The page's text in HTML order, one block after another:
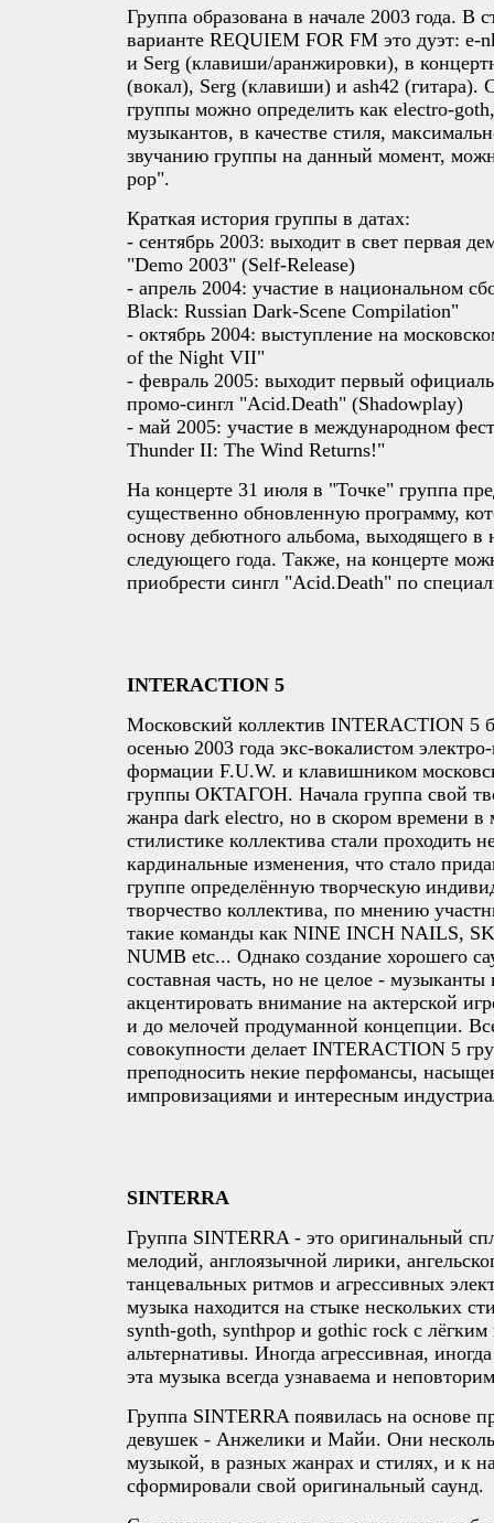
Группа образована в начале 2003 года. В
варианте REQUIEM FOR FM это дуэт: e-
и Serg (клавиши/аранжировки), в
(вокал), Serg (клавиши) и ash42 (гитара).
группы можно определить как electro-
музыкантов, в качестве стиля,
звучанию группы на данный момент,
pop".
Краткая история группы в датах:
- сентябрь 2003: выходит в свет первая
"Demo 2003" (Self-Release)
- апрель 2004: участие в национальном
Black: Russian Dark-Scene Compilation"
- октябрь 2004: выступление на
of the Night VII"
- февраль 2005: выходит первый
промо-сингл "Acid.Death" (Shadowplay)
- май 2005: участие в международном
Thunder II: The Wind Returns!"
На концерте 31 июля в "Точке" группа
существенно обновленную программу,
основу дебютного альбома, выходящего в
следующего года. Также, на концерте
приобрести сингл "Acid.Death" по
INTERACTION 5
Московский коллектив INTERACTION 5
осенью 2003 года экс-вокалистом
формации F.U.W. и клавишником
группы ОКТАГОН. Начала группа свой
жанра dark electro, но в скором времени в
стилистике коллектива стали проходить
кардинальные изменения, что стало
группе определённую творческую
творчество коллектива, по мнению
такие команды как NINE INCH NAILS,
NUMB etc... Однако создание хорошего
составная часть, но не целое - музыканты
акцентировать внимание на актерской
и до мелочей продуманной концепции.
совокупности делает INTERACTION 5
преподносить некие перфомансы,
импровизациями и интересным
SINTERRA
Группа SINTERRA - это оригинальный
мелодий, англоязычной лирики,
танцевальных ритмов и агрессивных
музыка находится на стыке нескольких
synth-goth, synthpop и gothic rock с лёгким
альтернативы. Иногда агрессивная,
эта музыка всегда узнаваема и
Группа SINTERRA появилась на основе
девушек - Анжелики и Майи. Они
музыкой, в разных жанрах и стилях, и к
сформировали свой оригинальный саунд.